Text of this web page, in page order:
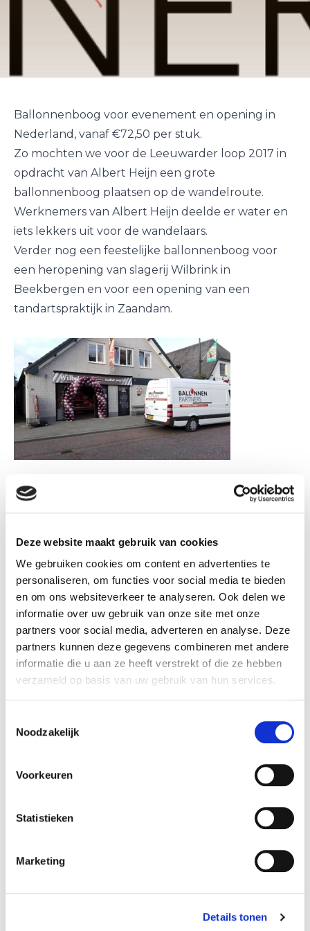
Deze website maakt gebruik van cookies
We gebruiken cookies om content en advertenties te
personaliseren, om functies voor social media te bieden
en om ons websiteverkeer te analyseren. Ook delen we
informatie over uw gebruik van onze site met onze
partners voor social media, adverteren en analyse. Deze
partners kunnen deze gegevens combineren met andere
informatie die u aan ze heeft verstrekt of die ze hebben
verzameld op basis van uw gebruik van hun services.
Noodzakelijk
Voorkeuren
Statistieken
Marketing
Details tonen
Ballonnenboog voor evenement en opening in
Nederland, vanaf €72,50 per stuk.
Zo mochten we voor de Leeuwarder loop 2017 in
opdracht van Albert Heijn een grote
ballonnenboog plaatsen op de wandelroute.
Werknemers van Albert Heijn deelde er water en
iets lekkers uit voor de wandelaars.
Verder nog een feestelijke ballonnenboog voor
een heropening van slagerij Wilbrink in
Beekbergen en voor een opening van een
tandartspraktijk in Zaandam.
Primera winkel viert een feestje wegens het 10
jarig bestaan met ballonnen.
Zo mochten we ook nog voor het 50 jarig bestaan
van stomerij SuperNette in Amsterdam een
feestelijke ballonnenboog plaatsen als verrassing.
loco burgemeester van Amsterdam.